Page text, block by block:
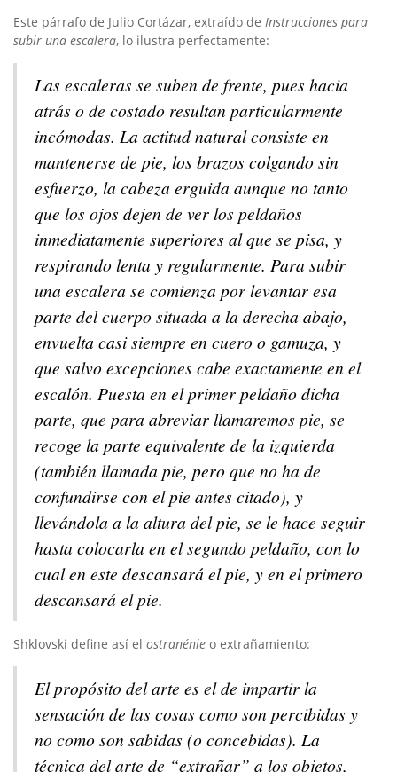
Este párrafo de Julio Cortázar, extraído de Instrucciones para
subir una escalera, lo ilustra perfectamente:
Las escaleras se suben de frente, pues hacia
atrás o de costado resultan particularmente
incómodas. La actitud natural consiste en
mantenerse de pie, los brazos colgando sin
esfuerzo, la cabeza erguida aunque no tanto
que los ojos dejen de ver los peldaños
inmediatamente superiores al que se pisa, y
respirando lenta y regularmente. Para subir
una escalera se comienza por levantar esa
parte del cuerpo situada a la derecha abajo,
envuelta casi siempre en cuero o gamuza, y
que salvo excepciones cabe exactamente en el
escalón. Puesta en el primer peldaño dicha
parte, que para abreviar llamaremos pie, se
recoge la parte equivalente de la izquierda
(también llamada pie, pero que no ha de
confundirse con el pie antes citado), y
llevándola a la altura del pie, se le hace seguir
hasta colocarla en el segundo peldaño, con lo
cual en este descansará el pie, y en el primero
descansará el pie.
Shklovski define así el ostranénie o extrañamiento:
El propósito del arte es el de impartir la
sensación de las cosas como son percibidas y
no como son sabidas (o concebidas). La
técnica del arte de “extrañar” a los objetos,